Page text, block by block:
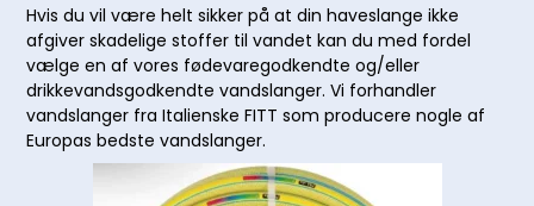
Hvis du vil være helt sikker på at din haveslange ikke
afgiver skadelige stoffer til vandet kan du med fordel
vælge en af vores fødevaregodkendte og/eller
drikkevandsgodkendte vandslanger. Vi forhandler
vandslanger fra Italienske FITT som producere nogle af
Europas bedste vandslanger.